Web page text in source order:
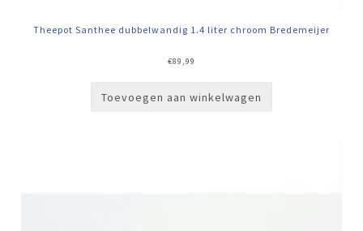
Theepot Santhee dubbelwandig 1.4 liter chroom Bredemeijer
€89,99
Toevoegen aan winkelwagen